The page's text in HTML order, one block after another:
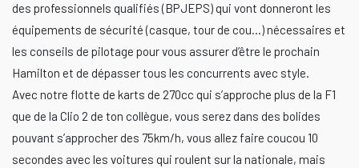
des professionnels qualifiés (BPJEPS) qui vont donneront les
équipements de sécurité (casque, tour de cou…) nécessaires et
les conseils de pilotage pour vous assurer d’être le prochain
Hamilton et de dépasser tous les concurrents avec style.
Avec notre flotte de karts de 270cc qui s’approche plus de la F1
que de la Clio 2 de ton collègue, vous serez dans des bolides
pouvant s’approcher des 75km/h, vous allez faire coucou 10
secondes avec les voitures qui roulent sur la nationale, mais